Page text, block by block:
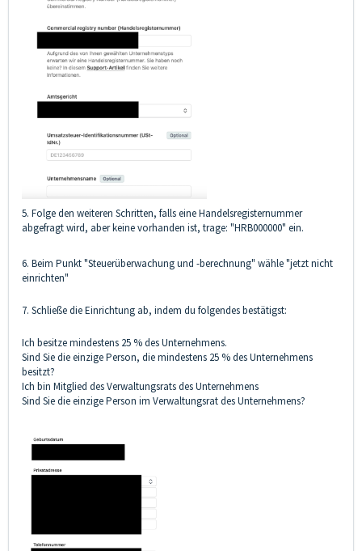
5. Folge den weiteren Schritten, falls eine Handelsregisternummer
abgefragt wird, aber keine vorhanden ist, trage: "HRB000000" ein.
6. Beim Punkt "Steuerüberwachung und -berechnung" wähle "jetzt nicht
einrichten"
7. Schließe die Einrichtung ab, indem du folgendes bestätigst:
Ich besitze mindestens 25 % des Unternehmens.
Sind Sie die einzige Person, die mindestens 25 % des Unternehmens
besitzt?
Ich bin Mitglied des Verwaltungsrats des Unternehmens
Sind Sie die einzige Person im Verwaltungsrat des Unternehmens?